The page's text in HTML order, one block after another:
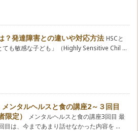
？発達障害との違いや対応方法 HSCと
ても敏感な子ども」（Highly Sensitive Chil ...
ンタルヘルスと食の講座2～３回目
限定）
メンタルヘルスと食の講座3回目 最
目は、今まであまり話せなかった内容を ...